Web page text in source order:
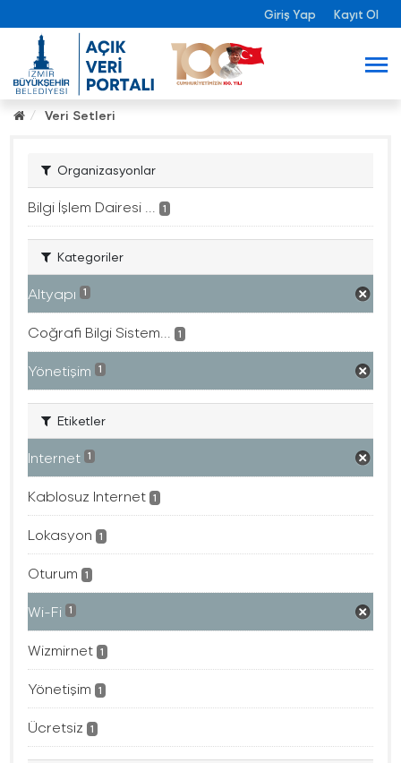
Giriş Yap Kayıt Ol
Veri Setleri
Organizasyonlar
Bilgi İşlem Dairesi ... 1
Kategoriler
Altyapı 1
Coğrafi Bilgi Sistem... 1
Yönetişim 1
Etiketler
Internet 1
Kablosuz Internet 1
Lokasyon 1
Oturum 1
Wi-Fi 1
Wizmirnet 1
Yönetişim 1
Ücretsiz 1